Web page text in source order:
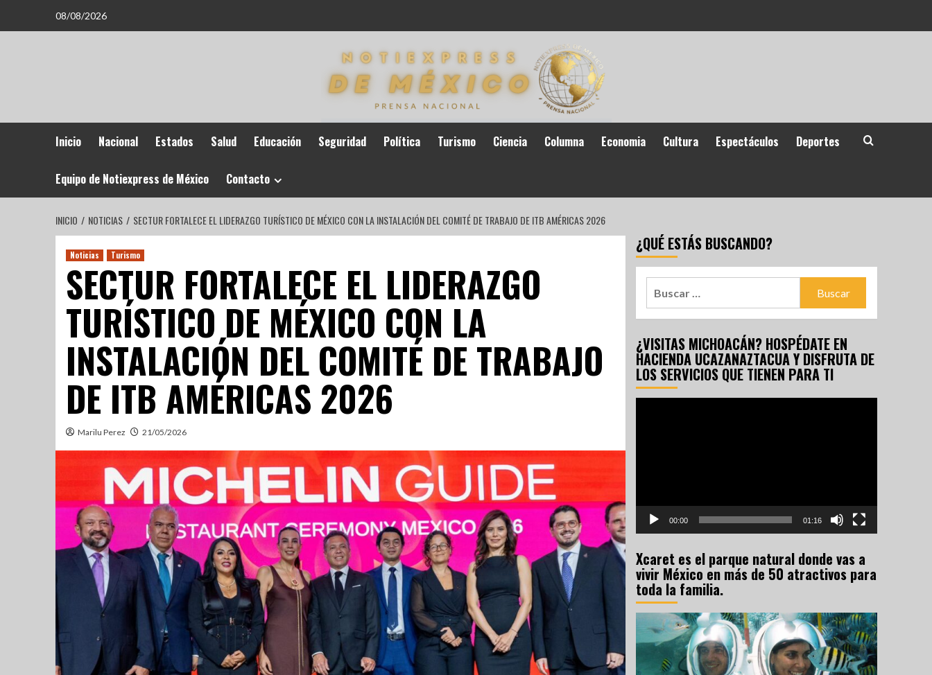
08/08/2026
Inicio Nacional Estados Salud Educación Seguridad Política Turismo Ciencia Columna Economia Cultura Espectáculos Deportes
Equipo de Notiexpress de México Contacto
INICIO NOTICIAS SECTUR FORTALECE EL LIDERAZGO TURÍSTICO DE MÉXICO CON LA INSTALACIÓN DEL COMITÉ DE TRABAJO DE ITB AMÉRICAS 2026
Noticias Turismo
SECTUR FORTALECE EL LIDERAZGO
TURÍSTICO DE MÉXICO CON LA
INSTALACIÓN DEL COMITÉ DE TRABAJO
DE ITB AMÉRICAS 2026
Marilu Perez 21/05/2026
¿QUÉ ESTÁS BUSCANDO?
¿VISITAS MICHOACÁN? HOSPÉDATE EN
HACIENDA UCAZANAZTACUA Y DISFRUTA DE
LOS SERVICIOS QUE TIENEN PARA TI
00:00 01:16
Xcaret es el parque natural donde vas a
vivir México en más de 50 atractivos para
toda la familia.